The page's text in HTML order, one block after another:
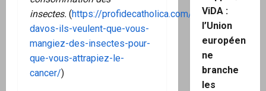
insectes. (https://profidecatholica.com/2023/01/25/a-
davos-ils-veulent-que-vous-
mangiez-des-insectes-pour-
que-vous-attrapiez-le-
cancer/)
ViDA :
l’Union
européen
ne
branche
les